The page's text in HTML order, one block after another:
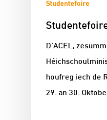
Studentefoire
D'ACEL,
houfreg iech de
29. an 30.